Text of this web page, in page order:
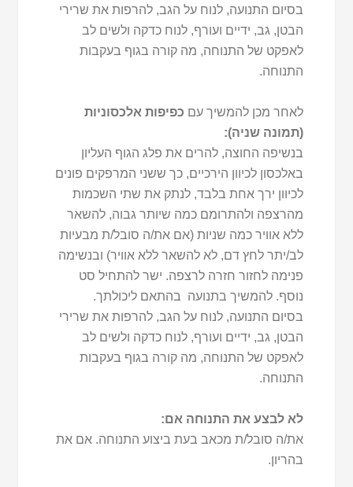
בסיום התנועה, לנוח על הגב, להרפות את שרירי
הבטן, גב, ידיים ועורף, לנוח כדקה ולשים לב
לאפקט של התנוחה, מה קורה בגוף בעקבות
התנוחה.
לאחר מכן להמשיך עם כפיפות אלכסוניות
(תמונה שניה):
בנשיפה החוצה, להרים את פלג הגוף העליון
באלכסון לכיוון הירכיים, כך ששני המרפקים פונים
לכיוון ירך אחת בלבד, לנתק את שתי השכמות
מהרצפה ולהתרומם כמה שיותר גבוה, להשאר
ללא אוויר כמה שניות (אם את/ה סובל/ת מבעיות
לב/יתר לחץ דם, לא להשאר ללא אוויר) ובנשימה
פנימה לחזור חזרה לרצפה. ישר להתחיל סט
נוסף. להמשיך בתנועה בהתאם ליכולתך.
בסיום התנועה, לנוח על הגב, להרפות את שרירי
הבטן, גב, ידיים ועורף, לנוח כדקה ולשים לב
לאפקט של התנוחה, מה קורה בגוף בעקבות
התנוחה.
לא לבצע את התנוחה אם:
את/ה סובל/ת מכאב בעת ביצוע התנוחה. אם את
בהריון.